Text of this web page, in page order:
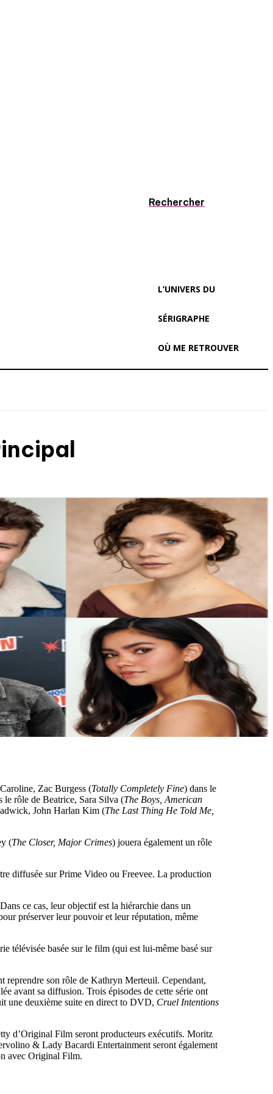
Rechercher
L’UNIVERS DU
SÉRIGRAPHE
OÙ ME RETROUVER
Zac Burgess (Totally Completely Fine) dans le
le rôle de Beatrice, Sara Silva (The Boys, American
John Harlan Kim (The Last Thing He Told Me,
(The Closer, Major Crimes) jouera également un rôle
diffusée sur Prime Video ou Freevee. La production
ce cas, leur objectif est la hiérarchie dans un
préserver leur pouvoir et leur réputation, même
télévisée basée sur le film (qui est lui-même basé sur
reprendre son rôle de Kathryn Merteuil. Cependant,
avant sa diffusion. Trois épisodes de cette série ont
une deuxième suite en direct to DVD, Cruel Intentions
d’Original Film seront producteurs exécutifs. Moritz
& Lady Bacardi Entertainment seront également
avec Original Film.